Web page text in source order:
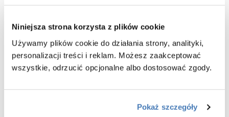
Niniejsza strona korzysta z plików cookie
Używamy plików cookie do działania strony, analityki,
personalizacji treści i reklam. Możesz zaakceptować
wszystkie, odrzucić opcjonalne albo dostosować zgody.
Pokaż szczegóły
Bateria mieszaczowa
Kolor
Czarny
Opis produktu Bateria wannowa
wolnostojąca czarny matt Veo I Easy Box